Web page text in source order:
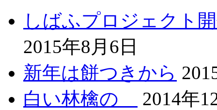
しばふプロジェクト
2015年8月6日
新年は餅つきから
白い林檎の
2014年